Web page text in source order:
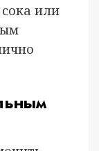
или